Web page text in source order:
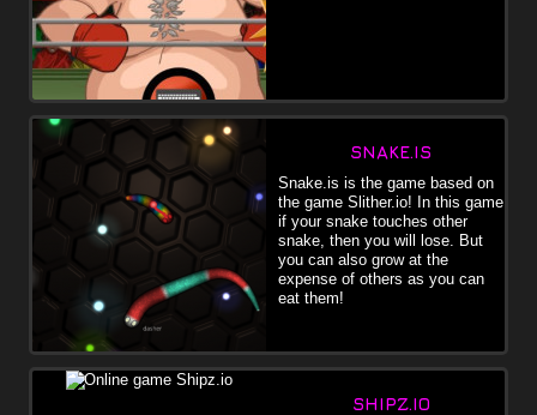
SNAKE.IS
Snake.is is the game based on
the game Slither.io! In this game
if your snake touches other
snake, then you will lose. But
you can also grow at the
expense of others as you can
eat them!
SHIPZ.IO